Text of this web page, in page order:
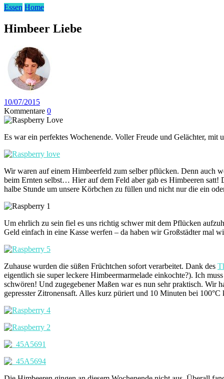
Essen Home
Himbeer Liebe
10/07/2015
Kommentare 0
Es war ein perfektes Wochenende. Voller Freude und Gelächter,
Wir waren auf einem Himbeerfeld zum selber pflücken. Denn auch
beim Ernten selbst… Hier auf dem Feld aber gab es Himbeeren satt!
halbe Stunde um unsere Körbchen zu füllen und nicht nur die ein
Um ehrlich zu sein fiel es uns richtig schwer mit dem Pflücken
Geld einfach in eine Kasse werfen – da haben wir Großstädter mal
Zuhause wurden die süßen Früchtchen sofort verarbeitet. Dank des
eigentlich sie super leckere Himbeermarmelade einkochte?). Ich
schwören! Und zugegebener Maßen war es nun sehr praktisch. Wir
gepresster Zitronensaft. Alles kurz püriert und 10 Minuten bei